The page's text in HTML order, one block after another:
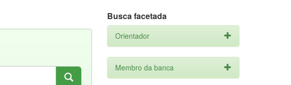
Busca facetada
Orientador
Membro da banca